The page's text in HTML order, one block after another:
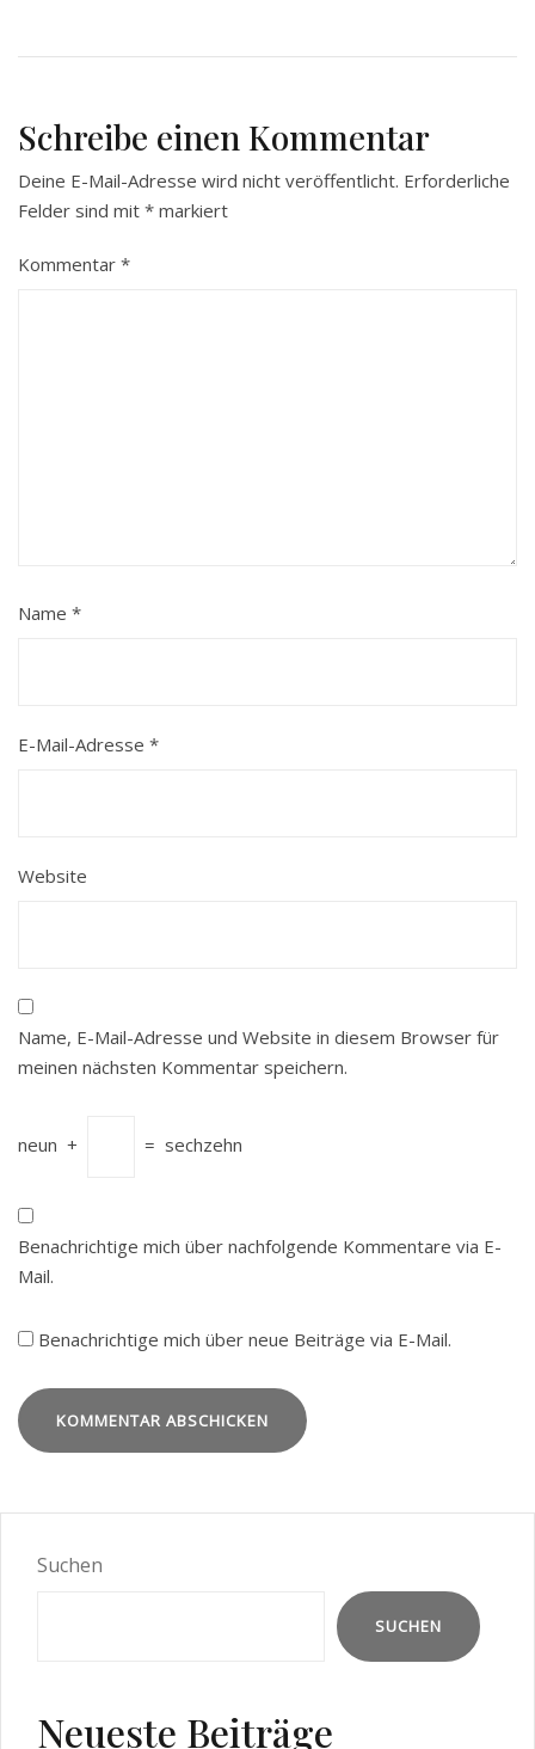
Schreibe einen Kommentar
Deine E-Mail-Adresse wird nicht veröffentlicht. Erforderliche
Felder sind mit * markiert
Kommentar *
Name *
E-Mail-Adresse *
Website
Name, E-Mail-Adresse und Website in diesem Browser für
meinen nächsten Kommentar speichern.
neun + = sechzehn
Benachrichtige mich über nachfolgende Kommentare via E-
Mail.
Benachrichtige mich über neue Beiträge via E-Mail.
Suchen
SUCHEN
Neueste Beiträge